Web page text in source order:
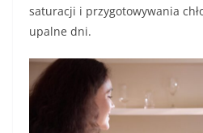
saturacji i przygotowywania
upalne dni.